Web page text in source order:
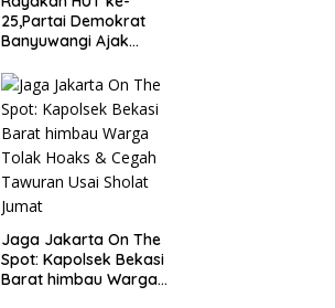
25,Partai Demokrat
Banyuwangi Ajak
Pantai Kedunen Desa
Bomo
Jaga Jakarta On The
Spot: Kapolsek Bekasi
Barat himbau Warga